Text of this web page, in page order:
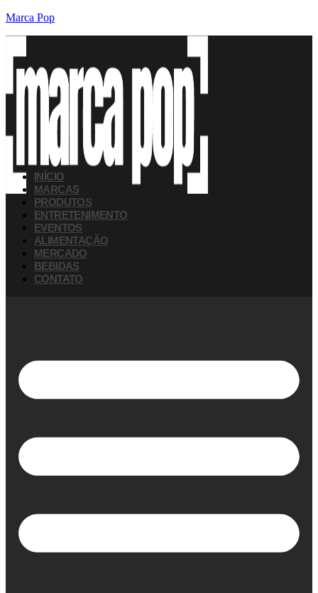
Marca Pop
INÍCIO
MARCAS
PRODUTOS
ENTRETENIMENTO
EVENTOS
ALIMENTAÇÃO
MERCADO
BEBIDAS
CONTATO